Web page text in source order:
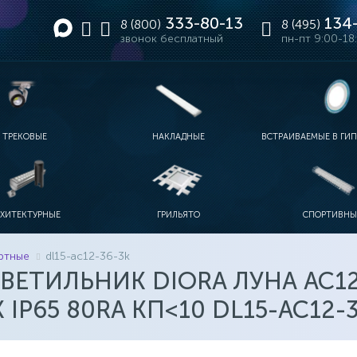
8 (800)333-80-13
звонок бесплатный
8 (495)
пн-пт 9:00-
ТРЕКОВЫЕ НАКЛАДНЫЕ ВСТРАИВАЕМЫЕ В
ГРИЛЬЯТО
dl15-ac12-36-3k
DIORA ЛУНА
80RA КП<10 DL15-AC12-